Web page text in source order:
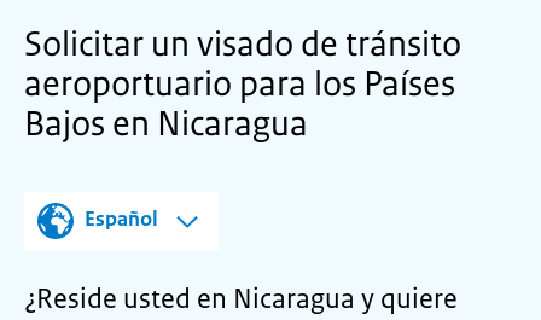
Solicitar un visado de tránsito
aeroportuario para los Países
Bajos en Nicaragua
Español
¿Reside usted en Nicaragua y quiere